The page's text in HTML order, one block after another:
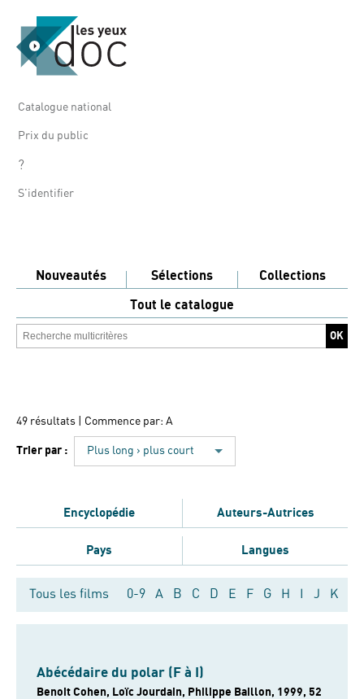
Catalogue national
Prix du public
?
S'identifier
Nouveautés Sélections
Collections
Tout le catalogue
49 résultats | Commence par: A
Trier par : Plus long › plus court
Encyclopédie Auteurs-Autrices
Pays Langues
Tous les films 0-9 A B C D E F G H J K
Abécédaire du polar (F à I)
Benoit Cohen, Loïc Jourdain, Philippe Baillon, 1999, 52